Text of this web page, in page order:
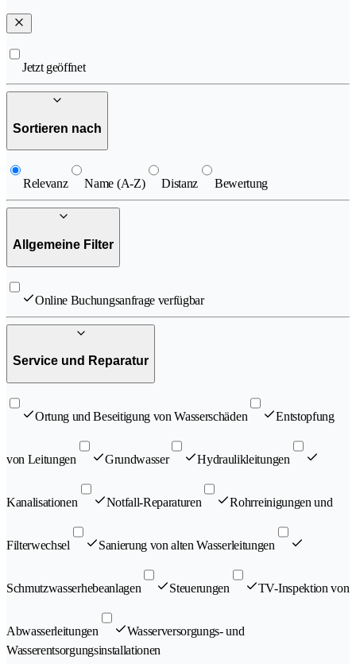
Jetzt geöffnet
Sortieren nach
Relevanz Name (A-Z) Distanz Bewertung
Allgemeine Filter
Online Buchungsanfrage verfügbar
Service und Reparatur
Ortung und Beseitigung von Wasserschäden Entstopfung
von Leitungen Grundwasser Hydraulikleitungen
Kanalisationen Notfall-Reparaturen Rohrreinigungen und
Filterwechsel Sanierung von alten Wasserleitungen
Schmutzwasserhebeanlagen Steuerungen TV-Inspektion von
Abwasserleitungen
Wasserversorgungs- und
Wasserentsorgungsinstallationen